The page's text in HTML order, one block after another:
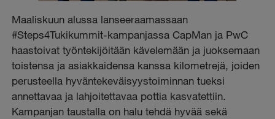
Maaliskuun alussa lanseeraamassaan
#Steps4Tukikummit-kampanjassa CapMan ja PwC
haastoivat työntekijöitään kävelemään ja juoksemaan
toistensa ja asiakkaidensa kanssa kilometrejä, joiden
perusteella hyväntekeväisyystoiminnan tueksi
annettavaa ja lahjoitettavaa pottia kasvatettiin.
Kampanjan taustalla on halu tehdä hyvää sekä